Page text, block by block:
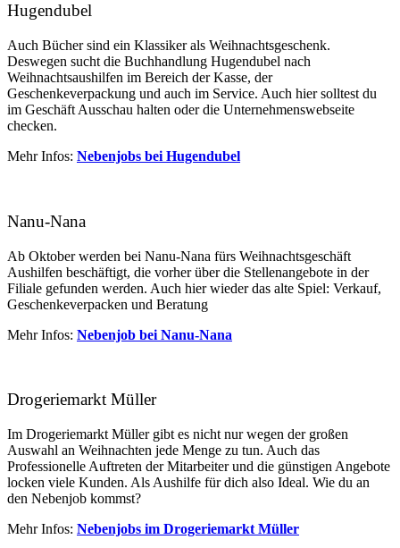
Hugendubel
Auch Bücher sind ein Klassiker als Weihnachtsgeschenk.
Deswegen sucht die Buchhandlung Hugendubel nach
Weihnachtsaushilfen im Bereich der Kasse, der
Geschenkeverpackung und auch im Service. Auch hier solltest du
im Geschäft Ausschau halten oder die Unternehmenswebseite
checken.
Mehr Infos: Nebenjobs bei Hugendubel
Nanu-Nana
Ab Oktober werden bei Nanu-Nana fürs Weihnachtsgeschäft
Aushilfen beschäftigt, die vorher über die Stellenangebote in der
Filiale gefunden werden. Auch hier wieder das alte Spiel: Verkauf,
Geschenkeverpacken und Beratung
Mehr Infos: Nebenjob bei Nanu-Nana
Drogeriemarkt Müller
Im Drogeriemarkt Müller gibt es nicht nur wegen der großen
Auswahl an Weihnachten jede Menge zu tun. Auch das
Professionelle Auftreten der Mitarbeiter und die günstigen Angebote
locken viele Kunden. Als Aushilfe für dich also Ideal. Wie du an
den Nebenjob kommst?
Mehr Infos: Nebenjobs im Drogeriemarkt Müller